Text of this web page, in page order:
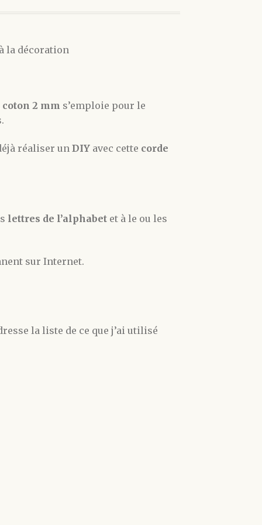
la décoration
2 mm s’emploie pour le
réaliser unDIY avec cette corde
lettres de l’alphabet et à le ou les
sur Internet.
la liste de ce que j’ai utilisé